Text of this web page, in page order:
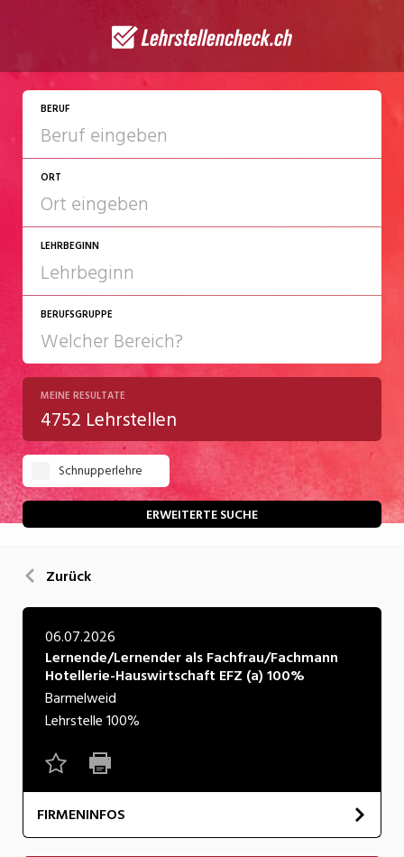
BERUF
ORT
LEHRBEGINN
2027
2028
BERUFSGRUPPE
Chemie/Pharma
Gastgewerbe
Gesundheit/Pflege/Soziales
Handwerk/Technik
Kultur
Natur
Verkehr/Logistik
Wirtschaft/Verwaltung
MEINE RESULTATE
4752 Lehrstellen
Schnupperlehre
ERWEITERTE SUCHE
Zurück
06.07.2026
Lernende/​Lernender als Fachfrau/​Fachmann
Hotellerie-Hauswirtschaft EFZ (a) 100%
Barmelweid
Lehrstelle100%
FIRMENINFOS